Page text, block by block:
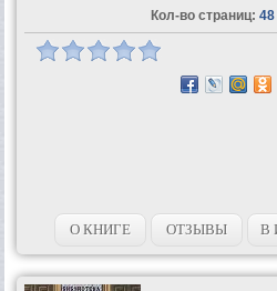
Кол-во страниц: 48
О КНИГЕ ОТЗЫВЫ В